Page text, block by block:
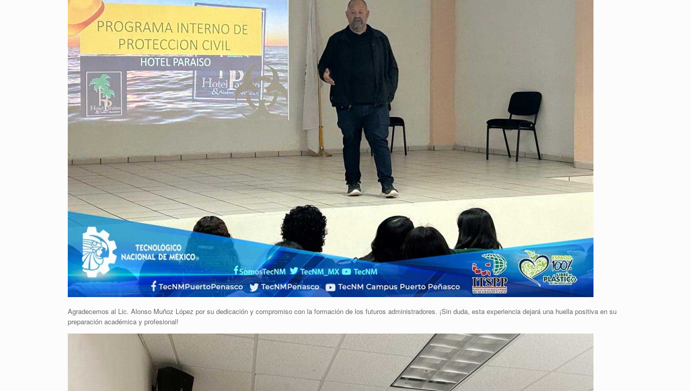
Agradecemos al Lic. Alonso Muñoz López por su dedicación y compromiso con la formación de los futuros administradores. ¡Sin duda, esta experiencia dejará una huella positiva en su
preparación académica y profesional!